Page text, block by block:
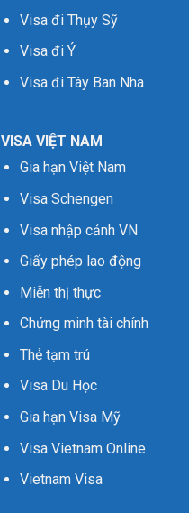
Visa đi Thụy Sỹ
Visa đi Ý
Visa đi Tây Ban Nha
VISA VIỆT NAM
Gia hạn Việt Nam
Visa Schengen
Visa nhập cảnh VN
Giấy phép lao động
Miễn thị thực
Chứng minh tài chính
Thẻ tạm trú
Visa Du Học
Gia hạn Visa Mỹ
Visa Vietnam Online
Vietnam Visa